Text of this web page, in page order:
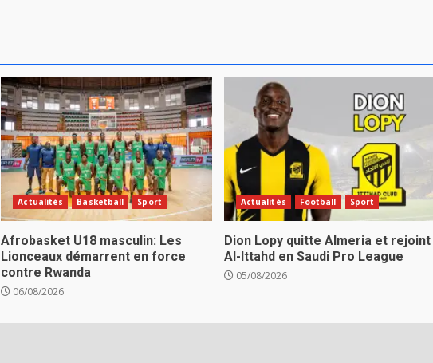
Actualités Basketball Sport
Afrobasket U18 masculin: Les
Lionceaux démarrent en force
contre Rwanda
06/08/2026
Actualités Football Sport
Dion Lopy quitte Almeria et rejoint
Al-Ittahd en Saudi Pro League
05/08/2026